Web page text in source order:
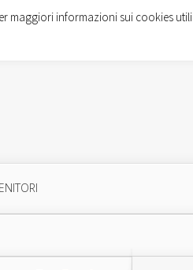
maggiori informazioni sui cookies